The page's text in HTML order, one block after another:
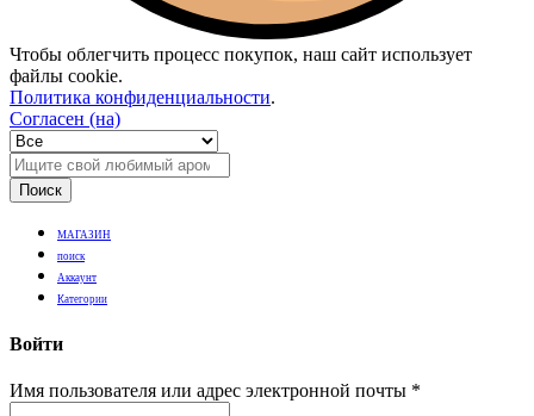
Чтобы облегчить процесс покупок, наш сайт использует
файлы cookie.
Политика конфиденциальности.
Согласен (на)
Поиск
МАГАЗИН
поиск
Аккаунт
Категории
Войти
Имя пользователя или адрес электронной почты *